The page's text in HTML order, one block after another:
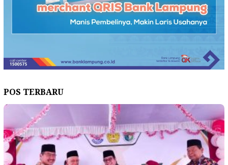
POS TERBARU